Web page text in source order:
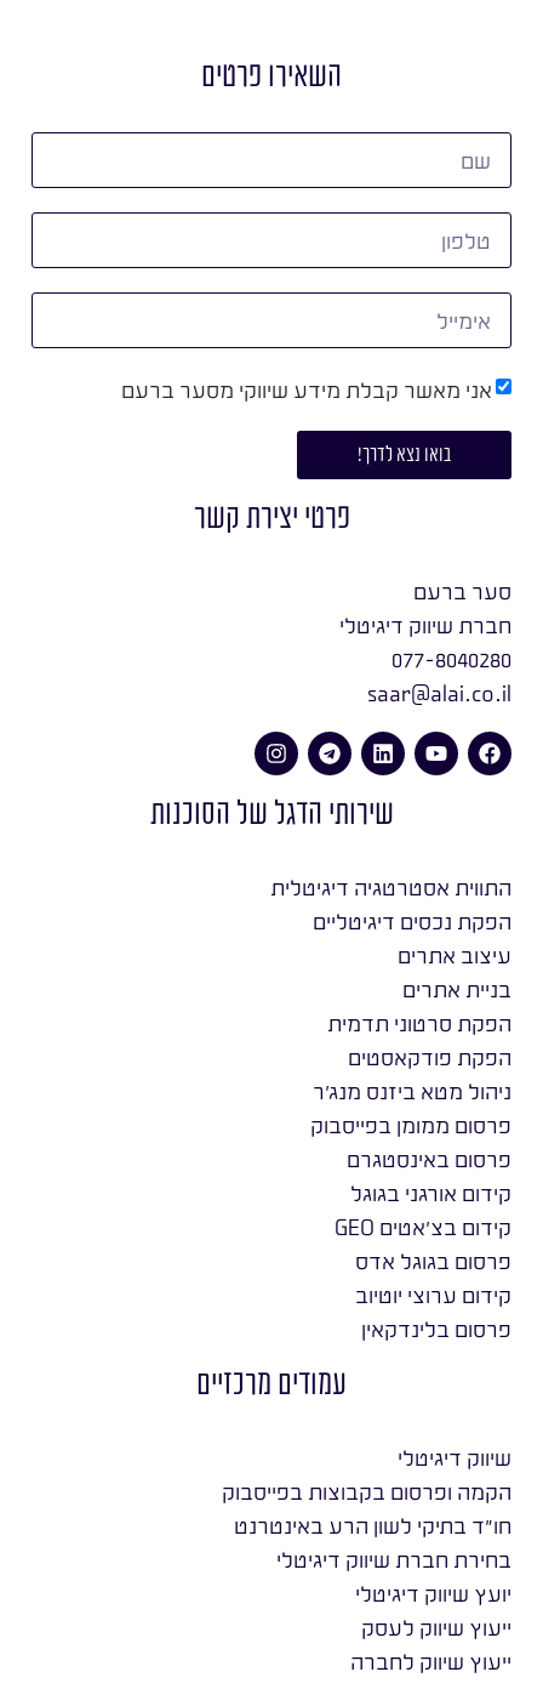
השאירו פרטים
אני מאשר קבלת מידע שיווקי מסער ברעם
בואו נצא לדרך!
פרטי יצירת קשר
סער ברעם
חברת שיווק דיגיטלי
077-8040280
saar@alai.co.il
שירותי הדגל של הסוכנות
התווית אסטרטגיה דיגיטלית
הפקת נכסים דיגיטליים
עיצוב אתרים
בניית אתרים
הפקת סרטוני תדמית
הפקת פודקאסטים
ניהול מטא ביזנס מנג׳ר
פרסום ממומן בפייסבוק
פרסום באינסטגרם
קידום אורגני בגוגל
קידום בצ׳אטים GEO
פרסום בגוגל אדס
קידום ערוצי יוטיוב
פרסום בלינדקאין
עמודים מרכזיים
שיווק דיגיטלי
הקמה ופרסום בקבוצות בפייסבוק
חו״ד בתיקי לשון הרע באינטרנט
בחירת חברת שיווק דיגיטלי
יועץ שיווק דיגיטלי
ייעוץ שיווק לעסק
ייעוץ שיווק לחברה